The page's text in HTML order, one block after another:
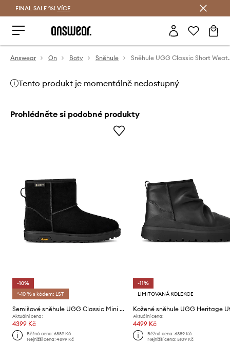
FINAL SALE %! VÍCE
Answear On Boty Sněhule Sněhule
Tento produkt je momentálně nedostupný
Prohlédněte si podobné produkty
-10%
*-10 % s kódem: LST
Semišové sněhule UGG Classic Mini GTX
Aktuální cena:
4399 Kč
Běžná cena:6889 Kč
Nejnižší cena:4899 Kč
-11%
LIMITOVANÁ KOLEKCE
Aktuální cena:
4499 Kč
Běžná cena: 6389 Kč
Nejnižší cena: 5109 Kč